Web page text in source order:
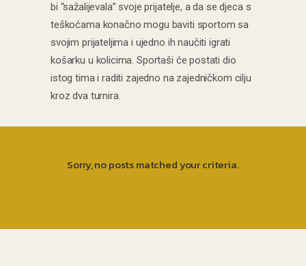
bi “sažalijevala” svoje prijatelje, a da se djeca s
teškoćama konačno mogu baviti sportom sa
svojim prijateljima i ujedno ih naučiti igrati
košarku u kolicima. Sportaši će postati dio
istog tima i raditi zajedno na zajedničkom cilju
kroz dva turnira.
Sorry, no posts matched your criteria.